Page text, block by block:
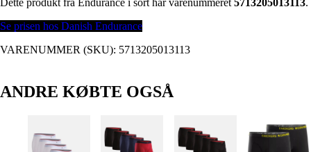
Se prisen hos Danish Endurance
VARENUMMER (SKU): 5713205013113
ANDRE KØBTE OGSÅ